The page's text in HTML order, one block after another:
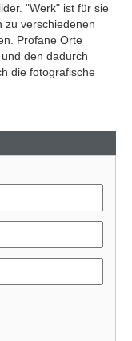
"Werk" ist für sie
zu verschiedenen
Profane Orte
den dadurch
die fotografische